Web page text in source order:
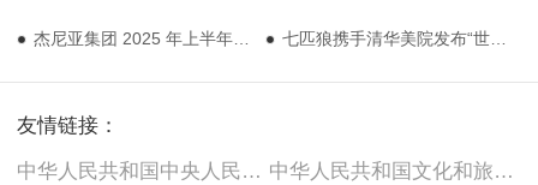
杰尼亚集团 2025 年上半年利润增长；FILA 发布“呼吸壳”冲锋衣 七匹狼携手清华美院发布“世遗国色”；黑石集团投资韩国高端护发品牌
友情链接：
中华人民共和国中央人民政府
中华人民共和国文化和旅游部